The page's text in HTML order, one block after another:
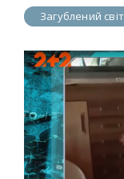
Загублений світ